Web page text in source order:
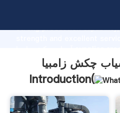
strong production
values to all of customers.
چکش زامبیا
Introduction(